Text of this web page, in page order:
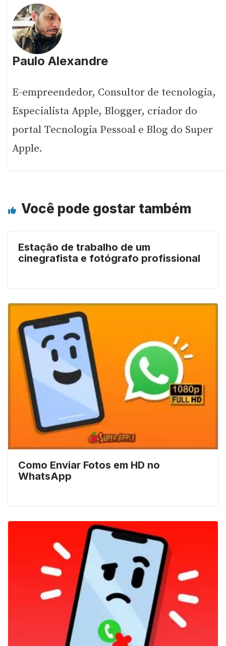
Paulo Alexandre
E-empreendedor, Consultor de tecnologia,
Especialista Apple, Blogger, criador do
portal Tecnologia Pessoal e Blog do Super
Apple.
Você pode gostar também
Estação de trabalho de um
cinegrafista e fotógrafo profissional
Como Enviar Fotos em HD no
WhatsApp